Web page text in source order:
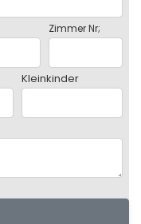
Zimmer Nr;
Kleinkinder